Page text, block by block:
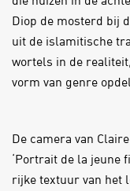
Diop de mosterd bij
uit de islamitische
wortels in de
vorm van genre
De camera van
‘Portrait de la jeune
rijke textuur van het